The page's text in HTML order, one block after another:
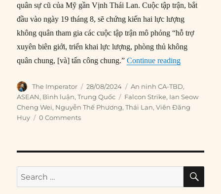
quân sự cũ của Mỹ gần Vịnh Thái Lan. Cuộc tập trận, bắt
đầu vào ngày 19 tháng 8, sẽ chứng kiến ​​hai lực lượng
không quân tham gia các cuộc tập trận mô phỏng “hỗ trợ
xuyên biên giới, triển khai lực lượng, phòng thủ không
quân chung, [và] tấn công chung.”Continue reading“Về cuộc
Author
The Imperator
Posted
on
28/08/2024 Categories
An ninh CA-TBD,
ASEAN, Bình luận,Trung Quốc Tags
Falcon Strike, Ian Seow
Cheng Wei, Nguyễn Thế Phương,Thái Lan,Viên Đăng
Huy
0 Comments
Search
for: